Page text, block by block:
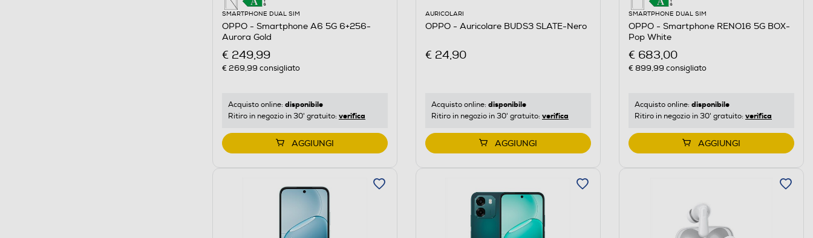
SMARTPHONE DUAL SIM
OPPO - Smartphone A6 5G 6+256-
Aurora Gold
€ 249,99
€ 269,99 consigliato
Acquisto online: disponibile
Ritiro in negozio in 30' gratuito: verifica
AGGIUNGI
AURICOLARI
OPPO - Auricolare BUDS3 SLATE-Nero
€ 24,90
Acquisto online: disponibile
Ritiro in negozio in 30' gratuito: verifica
AGGIUNGI
SMARTPHONE DUAL SIM
OPPO - Smartphone RENO16 5G BOX-
Pop White
€ 683,00
€ 899,99 consigliato
Acquisto online: disponibile
Ritiro in negozio in 30' gratuito: verifica
AGGIUNGI